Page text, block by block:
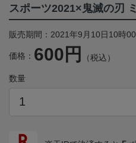
スポーツ2021×鬼滅の刃
販売期間：2021年9月10日10時
価格： 600円 （税込）
数量